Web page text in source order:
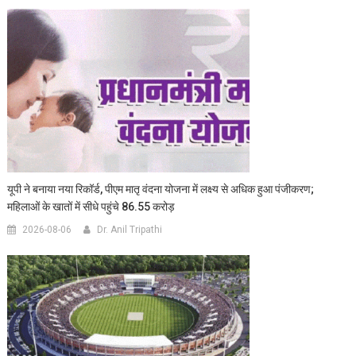
यूपी ने बनाया नया रिकॉर्ड, पीएम मातृ वंदना योजना में लक्ष्य से अधिक हुआ पंजीकरण;
महिलाओं के खातों में सीधे पहुंचे 86.55 करोड़
2026-08-06 Dr. Anil Tripathi